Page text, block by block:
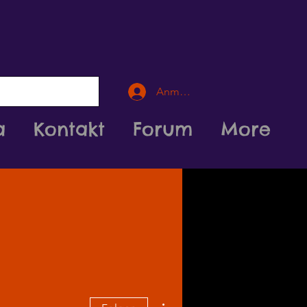
Anmelden
Kontakt Forum More